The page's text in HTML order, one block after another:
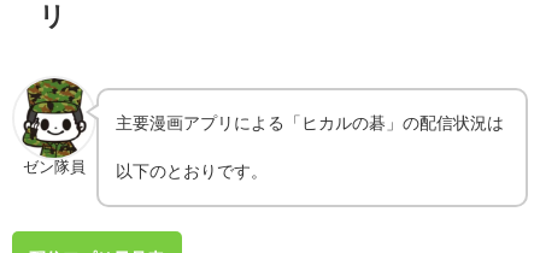
リ
ゼン隊員
主要漫画アプリによる「ヒカルの碁」の配信状況は
以下のとおりです。